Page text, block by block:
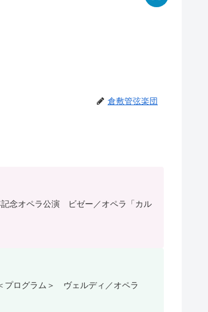
倉敷管弦楽団
念オペラ公演 ビゼー／オペラ「カル
プログラム＞ ヴェルディ／オペラ